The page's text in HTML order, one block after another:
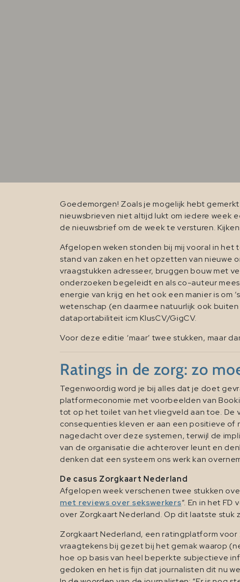
Goedemorgen! Zoals je mogelijk hebt
nieuwsbrieven niet altijd lukt om iedere week
de nieuwsbrief om de week te versturen.
Afgelopen weken stonden bij mij vooral in
stand van zaken en het opzetten van nieuwe
vraagstukken adresseer, bruggen bouw met
onderzoeken begeleidt en als co-auteur
energie van krijg en het ook een manier is om
wetenschap (en daarmee natuurlijk ook
dataportabiliteit icm KlusCV/GigCV.
Voor deze editie ‘maar’ twee stukken, maar
Ratings in de zorg: zo
Tegenwoordig word je bij alles dat je doet
platformeconomie met voorbeelden van
tot op het toilet van het vliegveld aan toe. De
consequenties kleven er aan een positieve
nagedacht over deze systemen, terwijl de
van de organisatie die achterover leunt en
denken dat een systeem ons werk kan
De casus Zorgkaart Nederland
Afgelopen week verschenen twee stukken
met reviews over sekswerkers“. En in het
over Zorgkaart Nederland. Op dit laatste stuk
Zorgkaart Nederland, een ratingplatform
vraagtekens bij gezet bij het gemak waarop
hoe op basis van heel beperkte subjectieve
gedoken en het is fijn dat journalisten dit nu